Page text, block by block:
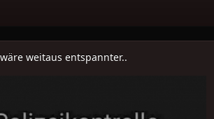
weitaus entspannter..